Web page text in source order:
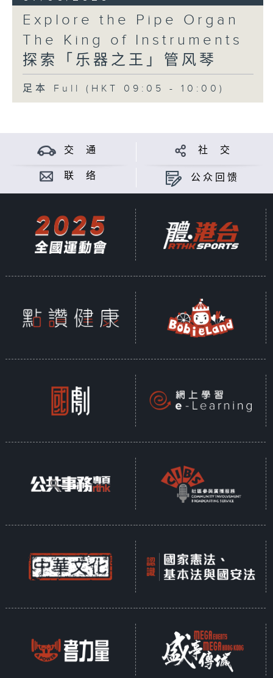
Explore the Pipe Organ
The King of Instruments
探索「乐器之王」管风琴
足本 Full (HKT 09:05 - 10:00)
交 通 社 交
联 络 公众回馈